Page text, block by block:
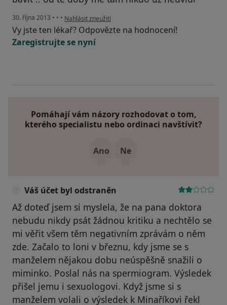
30. října 2013 • • • podle názoru uživatele Váš účet byl odstraněn
Nahlásit zneužití
Vy jste ten lékař? Odpovězte na hodnocení!
Zaregistrujte se nyní
Pomáhají vám názory rozhodovat o tom,
kterého specialistu nebo ordinaci navštívit?
Ano Ne
Váš účet byl odstraněn
Až doteď jsem si myslela, že na pana doktora
nebudu nikdy psát žádnou kritiku a nechtělo se
mi věřit všem těm negativním zprávám o něm
zde. Začalo to loni v březnu, kdy jsme se s
manželem nějakou dobu neúspěšně snažili o
miminko. Poslal nás na spermiogram. Výsledek
přišel jemu i sexuologovi. Když jsme si s
manželem volali o výsledek k Minaříkovi řekl